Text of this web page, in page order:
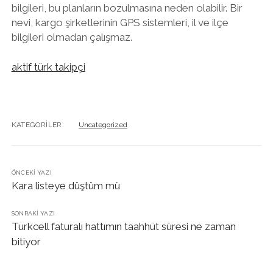
bilgileri, bu planların bozulmasına neden olabilir. Bir
nevi, kargo şirketlerinin GPS sistemleri, il ve ilçe
bilgileri olmadan çalışmaz.
aktif türk takipçi
KATEGORILER: Uncategorized
ÖNCEKI YAZI
Kara listeye düştüm mü
SONRAKI YAZI
Turkcell faturalı hattımın taahhüt süresi ne zaman
bitiyor